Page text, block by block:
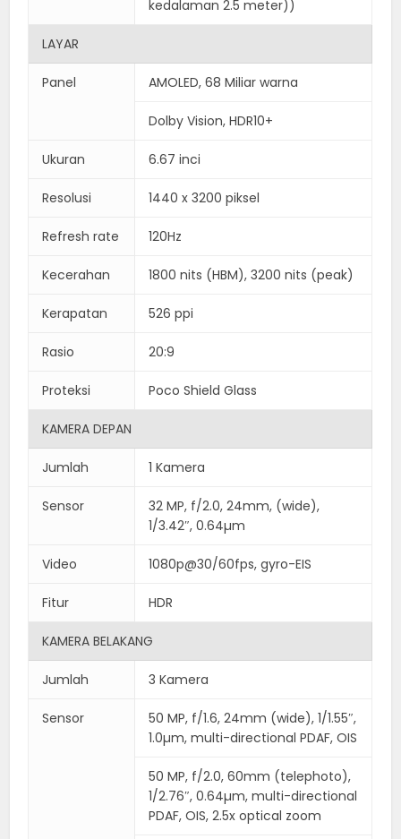
kedalaman 2.5 meter))
LAYAR
Panel AMOLED, 68 Miliar warna
Dolby Vision, HDR10+
Ukuran 6.67 inci
Resolusi 1440 x 3200 piksel
Refresh rate 120Hz
Kecerahan 1800 nits (HBM), 3200 nits (peak)
Kerapatan 526 ppi
Rasio 20:9
Proteksi Poco Shield Glass
KAMERA DEPAN
Jumlah 1 Kamera
Sensor
32 MP, f/2.0, 24mm, (wide),
1/3.42″, 0.64µm
Video 1080p@30/60fps, gyro-EIS
Fitur HDR
KAMERA BELAKANG
Jumlah 3 Kamera
Sensor
50 MP, f/1.6, 24mm (wide), 1/1.55″,
1.0µm, multi-directional PDAF, OIS
50 MP, f/2.0, 60mm (telephoto),
1/2.76″, 0.64µm, multi-directional
PDAF, OIS, 2.5x optical zoom